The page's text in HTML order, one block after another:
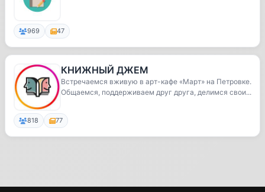
969 47
КНИЖНЫЙ ДЖЕМ
Встречаемся вживую в арт-кафе «Март» на Петровке.
Общаемся, поддерживаем друг друга, делимся свои...
818 77